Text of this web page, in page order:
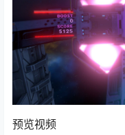
预览视频